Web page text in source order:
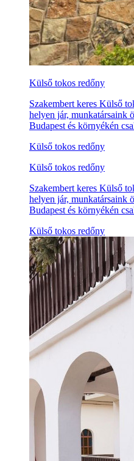
Külső tokos redőny
Szakembert keres Külső
helyen jár, munkatársaink
Budapest és környékén
Külső tokos redőny
Külső tokos redőny
Szakembert keres Külső
helyen jár, munkatársaink
Budapest és környékén
Külső tokos redőny